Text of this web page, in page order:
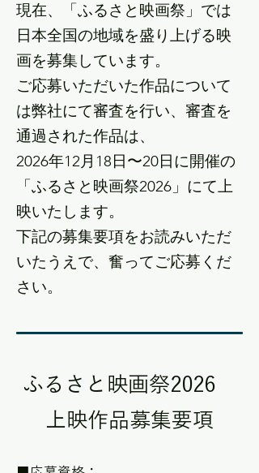
現在、「ふるさと映画祭」では
日本全国の地域を盛り上げる映
画を募集しています。
ご応募いただいた作品について
は弊社にて審査を行い、審査を
通過された作品は、
2026年12月18日〜20日に開催の
「ふるさと映画祭2026」にて上
映いたします。
下記の募集要項をお読みいただ
いたうえで、奮ってご応募くだ
さい。
ふるさと映画祭2026
上映作品募集要項